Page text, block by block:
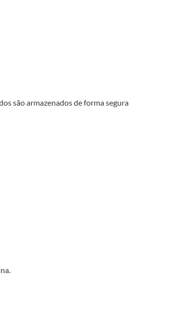
são armazenados de forma segura